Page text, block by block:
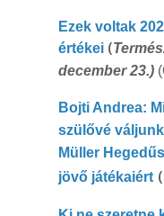
Ezek voltak
értékei (
december 23.)
Bojti Andrea:
szülővé
Müller
jövő játékaiért